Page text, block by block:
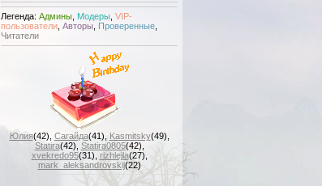
Легенда: Админы Модеры VIP-
пользователи Авторы Проверенные
Читатели
Юлия(42) Сагайда(41) Kasmitsky(49)
Statira(42) Statira0805(42)
xvekredo95(31) rizhlejla(27)
mark_aleksandrovskij(22)